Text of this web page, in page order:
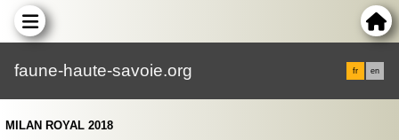
faune-haute-savoie.org fr en
MILAN ROYAL 2018